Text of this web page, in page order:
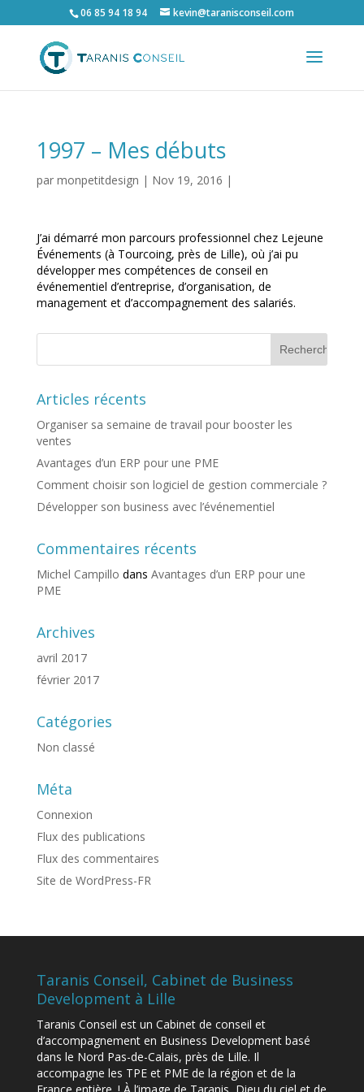
06 85 94 18 94 kevin@taranisconseil.com
1997 – Mes débuts
par monpetitdesign | Nov 19, 2016 |
J’ai démarré mon parcours professionnel chez Lejeune
Événements (à Tourcoing, près de Lille), où j’ai pu
développer mes compétences de conseil en
événementiel d’entreprise, d’organisation, de
management et d’accompagnement des salariés.
Articles récents
Organiser sa semaine de travail pour booster les
ventes
Avantages d’un ERP pour une PME
Comment choisir son logiciel de gestion commerciale ?
Développer son business avec l’événementiel
Commentaires récents
Michel Campillo dans Avantages d’un ERP pour une
PME
Archives
avril 2017
février 2017
Catégories
Non classé
Méta
Connexion
Flux des publications
Flux des commentaires
Site de WordPress-FR
Taranis Conseil, Cabinet de Business
Development à Lille
Taranis Conseil est un Cabinet de conseil et
d’accompagnement en Business Development basé
dans le Nord Pas-de-Calais, près de Lille. Il
accompagne les TPE et PME de la région et de la